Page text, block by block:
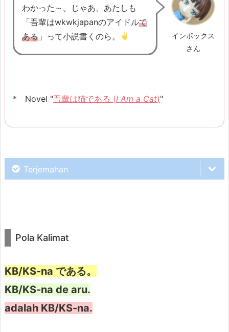
i
で
あ
る
B
n
u
k
t
f
d
a
r
インボックス
さん
わかった～。じゃあ、あたしも
「吾輩はwkwkjapanのアイドルで
ある 」って小説書くのら。
* Novel "吾輩は猫である (I Am a Cat)"
Terjemahan
Belum pernah, kenapa?
Pola Kalimat
KB/KS-na である。
KB/KS-na de aru.
adalah KB/KS-na.